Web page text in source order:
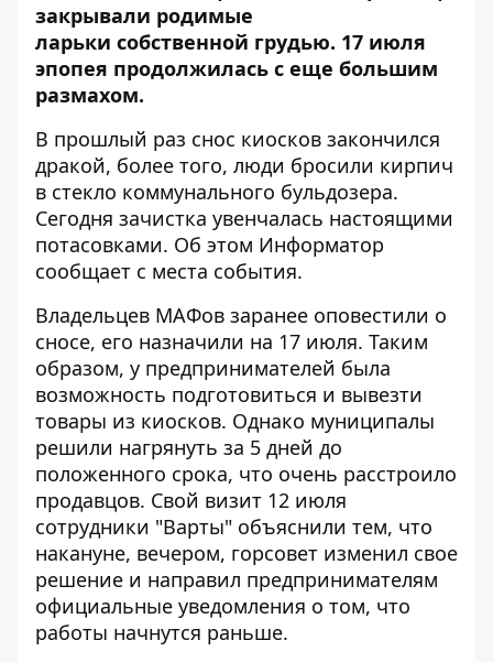
закрывали родимые
ларьки собственной грудью. 17 июля
эпопея продолжилась с еще большим
размахом.
В прошлый раз снос киосков закончился
дракой, более того, люди бросили кирпич
в стекло коммунального бульдозера.
Сегодня зачистка увенчалась настоящими
потасовками. Об этом Информатор
сообщает с места события.
Владельцев МАФов заранее оповестили о
сносе, его назначили на 17 июля. Таким
образом, у предпринимателей была
возможность подготовиться и вывезти
товары из киосков. Однако муниципалы
решили нагрянуть за 5 дней до
положенного срока, что очень расстроило
продавцов. Свой визит 12 июля
сотрудники "Варты" объяснили тем, что
накануне, вечером, горсовет изменил свое
решение и направил предпринимателям
официальные уведомления о том, что
работы начнутся раньше.